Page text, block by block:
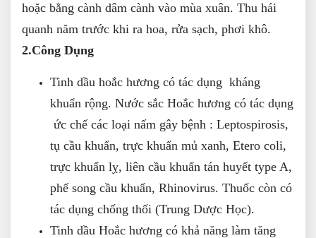
hoặc bằng cành dâm cành vào mùa xuân. Thu hái
quanh năm trước khi ra hoa, rửa sạch, phơi khô.
2.Công Dụng
Tinh dầu hoắc hương có tác dụng kháng
khuẩn rộng. Nước sắc Hoắc hương có tác dụng
ức chế các loại nấm gây bệnh : Leptospirosis,
tụ cầu khuẩn, trực khuẩn mủ xanh, Etero coli,
trực khuẩn lỵ, liên cầu khuẩn tán huyết type A,
phế song cầu khuẩn, Rhinovirus. Thuốc còn có
tác dụng chống thối (Trung Dược Học).
Tinh dầu Hoắc hương có khả năng làm tăng